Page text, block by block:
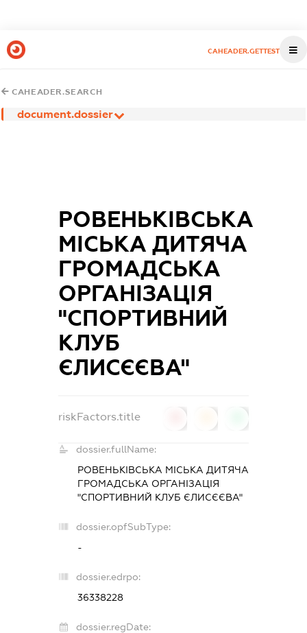
CAHEADER.GETTEST
CAHEADER.SEARCH
document.dossier
РОВЕНЬКІВСЬКА
МІСЬКА ДИТЯЧА
ГРОМАДСЬКА
ОРГАНІЗАЦІЯ
"СПОРТИВНИЙ
КЛУБ
ЄЛИСЄЄВА"
riskFactors.title
dossier.fullName:
РОВЕНЬКІВСЬКА МІСЬКА ДИТЯЧА
ГРОМАДСЬКА ОРГАНІЗАЦІЯ
"СПОРТИВНИЙ КЛУБ ЄЛИСЄЄВА"
dossier.opfSubType:
-
dossier.edrpo:
36338228
dossier.regDate: